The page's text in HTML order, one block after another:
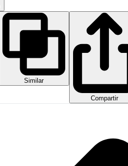
Similar
Compartir